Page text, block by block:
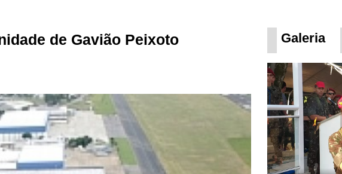
de Gavião Peixoto Galeria